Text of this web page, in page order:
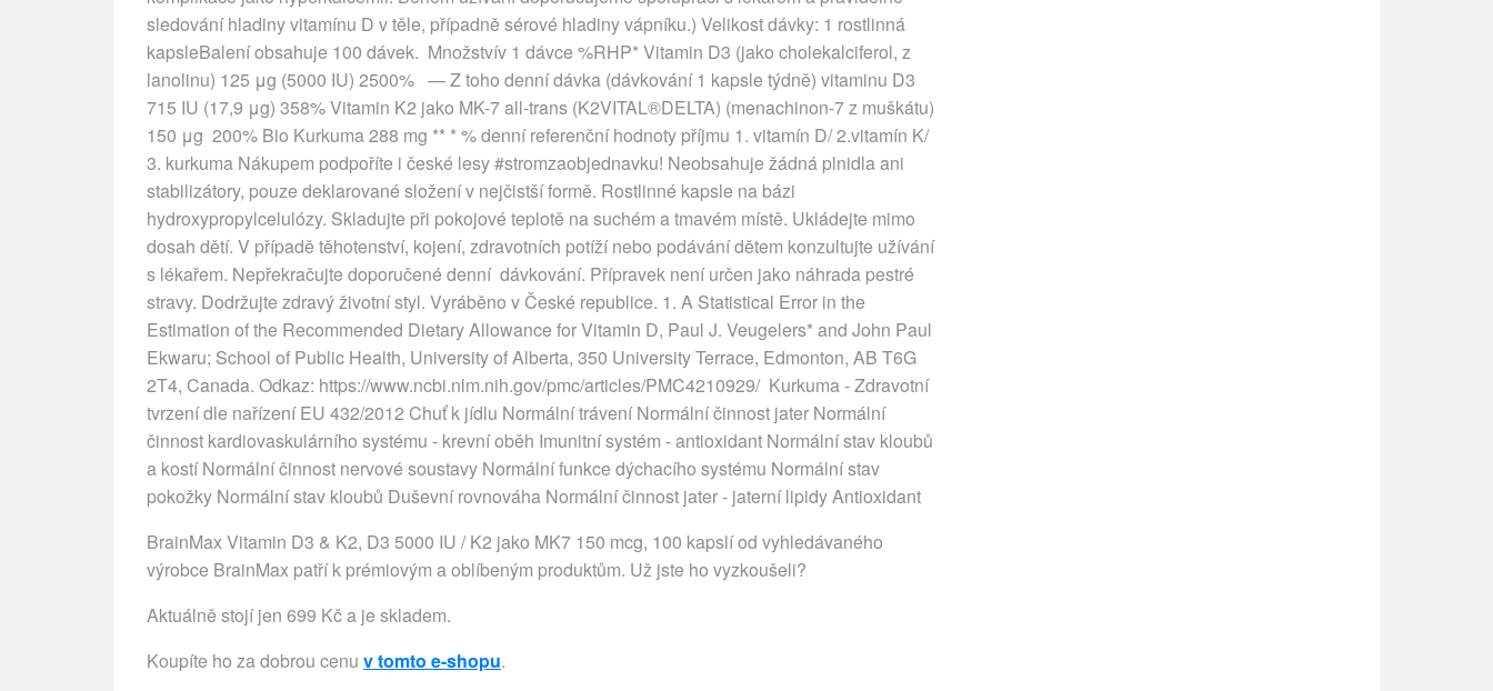
sledování hladiny vitamínu D v těle, případně sérové hladiny vápníku.) Velikost dávky: 1 rostlinná
kapsleBalení obsahuje 100 dávek. Množstvív 1 dávce %RHP* Vitamin D3 (jako cholekalciferol, z
lanolinu) 125 μg (5000 IU) 2500% — Z toho denní dávka (dávkování 1 kapsle týdně) vitaminu D3
715 IU (17,9 μg) 358% Vitamin K2 jako MK-7 all-trans (K2VITAL®DELTA) (menachinon-7 z muškátu)
150 μg 200% Bio Kurkuma 288 mg ** * % denní referenční hodnoty příjmu 1. vitamín D/ 2.vitamín K/
3. kurkuma Nákupem podpoříte i české lesy #stromzaobjednavku! Neobsahuje žádná plnidla ani
stabilizátory, pouze deklarované složení v nejčistší formě. Rostlinné kapsle na bázi
hydroxypropylcelulózy. Skladujte při pokojové teplotě na suchém a tmavém místě. Ukládejte mimo
dosah dětí. V případě těhotenství, kojení, zdravotních potíží nebo podávání dětem konzultujte užívání
s lékařem. Nepřekračujte doporučené denní dávkování. Přípravek není určen jako náhrada pestré
stravy. Dodržujte zdravý životní styl. Vyráběno v České republice. 1. A Statistical Error in the
Estimation of the Recommended Dietary Allowance for Vitamin D, Paul J. Veugelers* and John Paul
Ekwaru; School of Public Health, University of Alberta, 350 University Terrace, Edmonton, AB T6G
2T4, Canada. Odkaz: https://www.ncbi.nlm.nih.gov/pmc/articles/PMC4210929/ Kurkuma - Zdravotní
tvrzení dle nařízení EU 432/2012 Chuť k jídlu Normální trávení Normální činnost jater Normální
činnost kardiovaskulárního systému - krevní oběh Imunitní systém - antioxidant Normální stav kloubů
a kostí Normální činnost nervové soustavy Normální funkce dýchacího systému Normální stav
pokožky Normální stav kloubů Duševní rovnováha Normální činnost jater - jaterní lipidy Antioxidant
BrainMax Vitamin D3 & K2, D3 5000 IU / K2 jako MK7 150 mcg, 100 kapslí od vyhledávaného
výrobce BrainMax patří k prémiovým a oblíbeným produktům. Už jste ho vyzkoušeli?
Aktuálně stojí jen 699 Kč a je skladem.
Koupíte ho za dobrou cenu v tomto e-shopu.